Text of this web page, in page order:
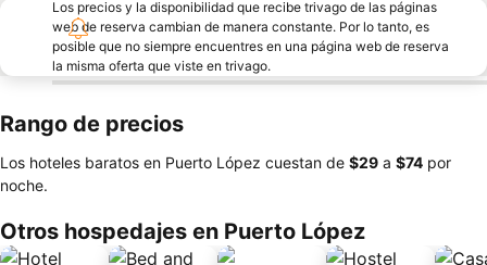
Los precios y la disponibilidad que recibe trivago de las páginas
web de reserva cambian de manera constante. Por lo tanto, es
posible que no siempre encuentres en una página web de reserva
la misma oferta que viste en trivago.
Rango de precios
Los hoteles baratos en Puerto López cuestan de ‎$29 a ‎$74 por
noche.
Otros hospedajes en Puerto López